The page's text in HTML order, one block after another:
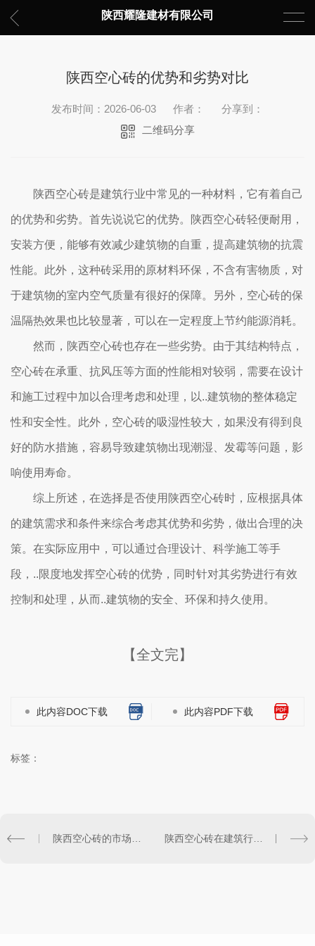
陕西耀隆建材有限公司
陕西空心砖的优势和劣势对比
发布时间：2026-06-03 作者：
分享到：
二维码分享
陕西空心砖是建筑行业中常见的一种材料，它有着自己
的优势和劣势。首先说说它的优势。陕西空心砖轻便耐用，
安装方便，能够有效减少建筑物的自重，提高建筑物的抗震
性能。此外，这种砖采用的原材料环保，不含有害物质，对
于建筑物的室内空气质量有很好的保障。另外，空心砖的保
温隔热效果也比较显著，可以在一定程度上节约能源消耗。
然而，陕西空心砖也存在一些劣势。由于其结构特点，
空心砖在承重、抗风压等方面的性能相对较弱，需要在设计
和施工过程中加以合理考虑和处理，以..建筑物的整体稳定
性和安全性。此外，空心砖的吸湿性较大，如果没有得到良
好的防水措施，容易导致建筑物出现潮湿、发霉等问题，影
响使用寿命。
综上所述，在选择是否使用陕西空心砖时，应根据具体
的建筑需求和条件来综合考虑其优势和劣势，做出合理的决
策。在实际应用中，可以通过合理设计、科学施工等手
段，..限度地发挥空心砖的优势，同时针对其劣势进行有效
控制和处理，从而..建筑物的安全、环保和持久使用。
【全文完】
此内容DOC下载 此内容PDF下载
标签：